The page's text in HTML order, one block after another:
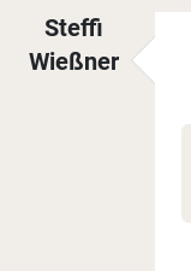
Steffi
Wießner